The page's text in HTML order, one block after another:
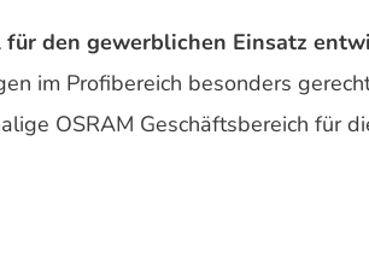
den gewerblichen Einsatz
im Profibereich besonders
OSRAM Geschäftsbereich für